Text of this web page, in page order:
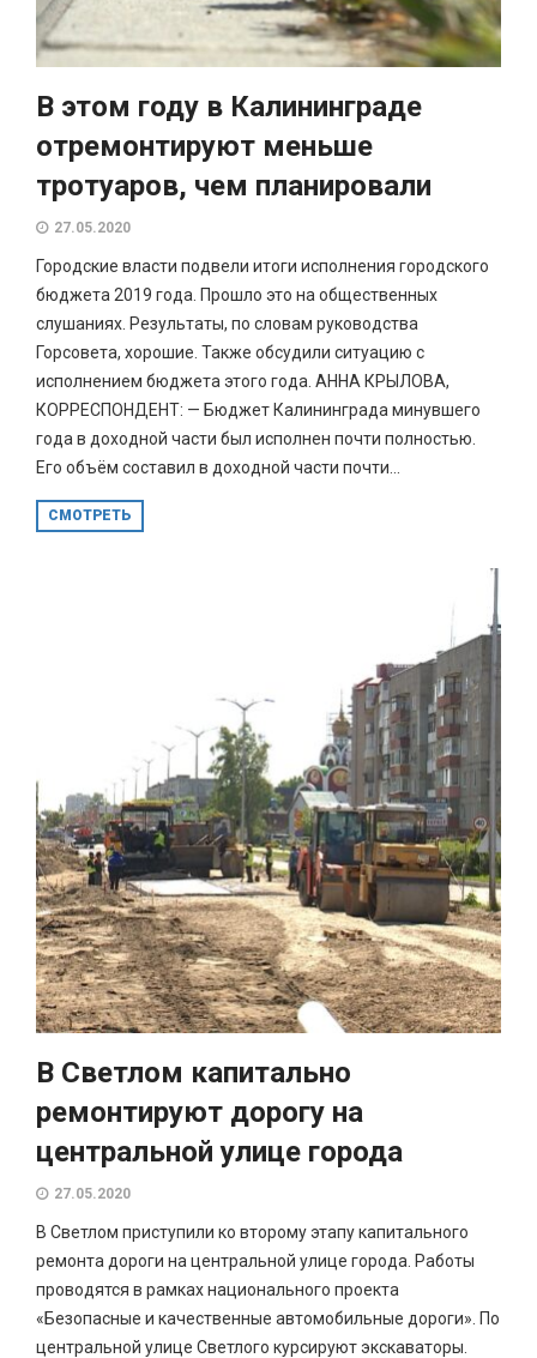
В этом году в Калининграде
отремонтируют меньше
тротуаров, чем планировали
27.05.2020
Городские власти подвели итоги исполнения городского
бюджета 2019 года. Прошло это на общественных
слушаниях. Результаты, по словам руководства
Горсовета, хорошие. Также обсудили ситуацию с
исполнением бюджета этого года. АННА КРЫЛОВА,
КОРРЕСПОНДЕНТ: — Бюджет Калининграда минувшего
года в доходной части был исполнен почти полностью.
Его объём составил в доходной части почти...
СМОТРЕТЬ
В Светлом капитально
ремонтируют дорогу на
центральной улице города
27.05.2020
В Светлом приступили ко второму этапу капитального
ремонта дороги на центральной улице города. Работы
проводятся в рамках национального проекта
«Безопасные и качественные автомобильные дороги». По
центральной улице Светлого курсируют экскаваторы.